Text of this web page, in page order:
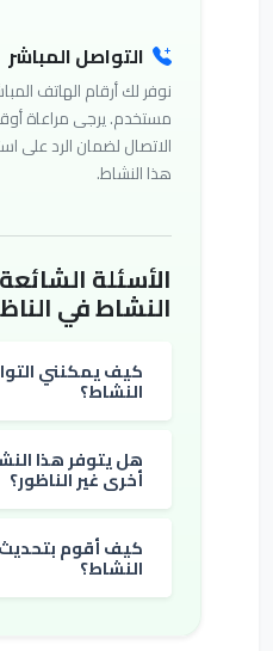
التواصل المباشر
نوفر لك أرقام الهاتف
مستخدم. يرجى مراعاة
الاتصال لضمان الرد على
هذا النشاط.
الأسئلة
النشاط في
كيف يمكنني
النشاط؟
هل يتوفر هذا
أخرى غير الناظور؟
كيف أقوم بتحديث
النشاط؟